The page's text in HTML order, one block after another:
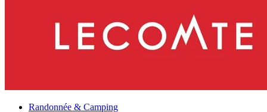
Randonnée & Camping